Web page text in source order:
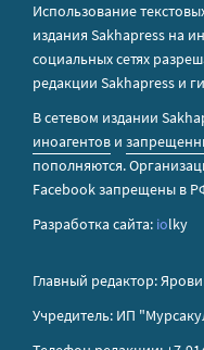
Использование
издания Sakhapress на
социальных сетях
редакции Sakhapress и
В сетевом издании
иноагентов и
пополняются.
Facebook запрещены в
Разработка сайта: iolky
Главный редактор:
Учредитель: ИП